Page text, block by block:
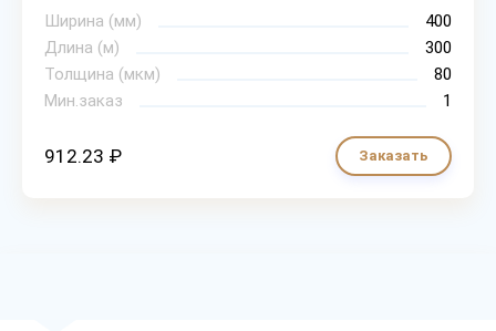
Ширина (мм)
400
Длина (м)
300
Толщина (мкм)
80
Мин.заказ
1
912.23 ₽ Заказать